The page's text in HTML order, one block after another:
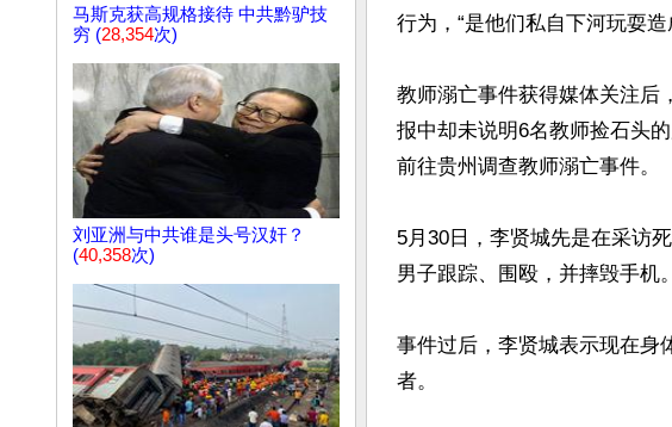
马斯克获高规格接待 中共黔驴技
穷 (28,354次)
刘亚洲与中共谁是头号汉奸？
(40,358次)
行为，“是他们私自下河玩耍造
教师溺亡事件获得媒体关注后
报中却未说明6名教师捡石头
前往贵州调查教师溺亡事件。
5月30日，李贤城先是在采访
男子跟踪、围殴，并摔毁手机。
事件过后，李贤城表示现在身
者。